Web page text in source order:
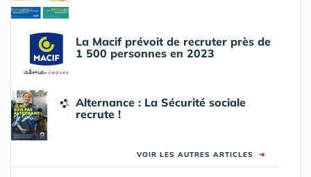
La Macif prévoit de recruter près de
1 500 personnes en 2023
Alternance : La Sécurité sociale
recrute !
VOIR LES AUTRES ARTICLES ➜